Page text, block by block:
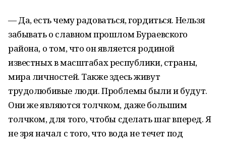
— Да, есть чему радоваться, гордиться. Нельзя
забывать о славном прошлом Бураевского
района, о том, что он является родиной
известных в масштабах республики, страны,
мира личностей. Также здесь живут
трудолюбивые люди. Проблемы были и будут.
Они же являются толчком, даже большим
толчком, для того, чтобы сделать шаг вперед. Я
не зря начал с того, что вода не течет под